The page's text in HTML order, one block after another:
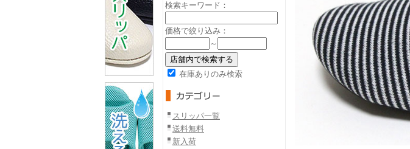
検索キーワード：
価格で絞り込み：
～
在庫ありのみ検索
スリッパ一覧
送料無料
新入荷